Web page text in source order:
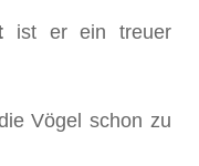
ist er ein treuer
Vögel schon zu